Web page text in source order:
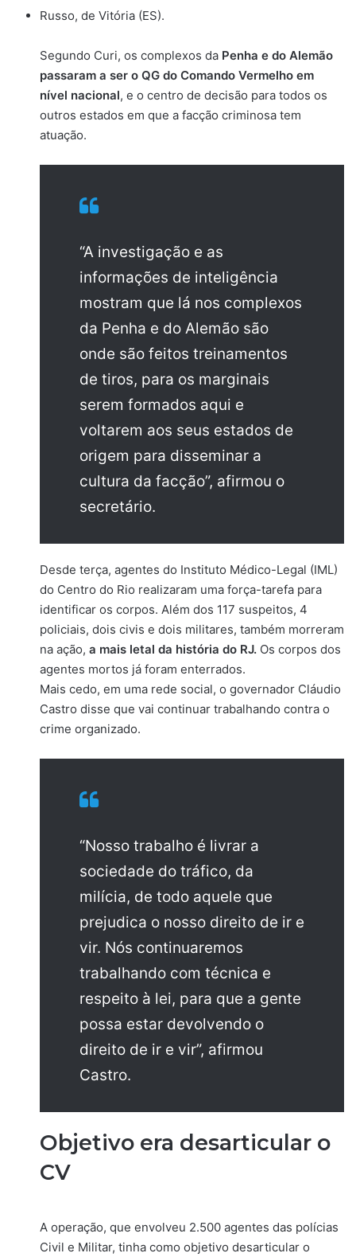
Russo, de Vitória (ES).
Segundo Curi, os complexos da Penha e do Alemão
passaram a ser o QG do Comando Vermelho em
nível nacional, e o centro de decisão para todos os
outros estados em que a facção criminosa tem
atuação.
“A investigação e as
informações de inteligência
mostram que lá nos complexos
da Penha e do Alemão são
onde são feitos treinamentos
de tiros, para os marginais
serem formados aqui e
voltarem aos seus estados de
origem para disseminar a
cultura da facção”, afirmou o
secretário.
Desde terça, agentes do Instituto Médico-Legal (IML)
do Centro do Rio realizaram uma força-tarefa para
identificar os corpos. Além dos 117 suspeitos, 4
policiais, dois civis e dois militares, também morreram
na ação, a mais letal da história do RJ. Os corpos dos
agentes mortos já foram enterrados.
Mais cedo, em uma rede social, o governador Cláudio
Castro disse que vai continuar trabalhando contra o
crime organizado.
“Nosso trabalho é livrar a
sociedade do tráfico, da
milícia, de todo aquele que
prejudica o nosso direito de ir e
vir. Nós continuaremos
trabalhando com técnica e
respeito à lei, para que a gente
possa estar devolvendo o
direito de ir e vir”, afirmou
Castro.
Objetivo era desarticular o
CV
A operação, que envolveu 2.500 agentes das polícias
Civil e Militar, tinha como objetivo desarticular o